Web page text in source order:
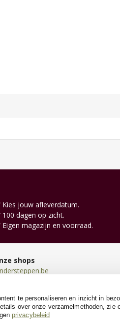
Kies jouw afleverdatum.
100 dagen op zicht.
Eigen magazijn en voorraad.
shops
te personaliseren en inzicht in
over onze verzamelmethoden, zie
privacybeleid